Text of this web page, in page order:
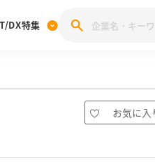
記投稿キャンペーン
DX特集
お気に入